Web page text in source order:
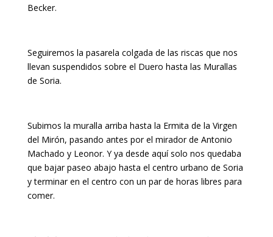
Becker.
Seguiremos la pasarela colgada de las riscas que nos
llevan suspendidos sobre el Duero hasta las Murallas
de Soria.
Subimos la muralla arriba hasta la Ermita de la Virgen
del Mirón, pasando antes por el mirador de Antonio
Machado y Leonor. Y ya desde aquí solo nos quedaba
que bajar paseo abajo hasta el centro urbano de Soria
y terminar en el centro con un par de horas libres para
comer.